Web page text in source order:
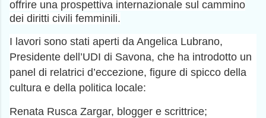
offrire una prospettiva internazionale sul cammino
dei diritti civili femminili.
I lavori sono stati aperti da Angelica Lubrano,
Presidente dell’UDI di Savona, che ha introdotto un
panel di relatrici d’eccezione, figure di spicco della
cultura e della politica locale:
Renata Rusca Zargar, blogger e scrittrice;